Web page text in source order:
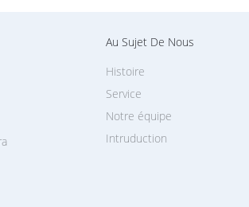
Au Sujet De Nous
Intruduction
Histoire
Service
Notre équipe